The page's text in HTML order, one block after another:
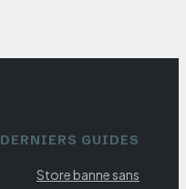
DERNIERS GUIDES
Store banne sans